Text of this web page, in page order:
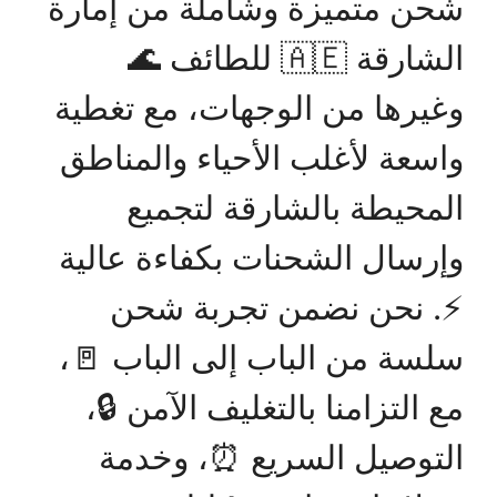
الشارقة 🇦🇪 للطائف 🌊
وغيرها من الوجهات، مع تغطية
واسعة لأغلب الأحياء والمناطق
المحيطة بالشارقة لتجميع
وإرسال الشحنات بكفاءة عالية
⚡. نحن نضمن تجربة شحن
سلسة من الباب إلى الباب 🚪،
مع التزامنا بالتغليف الآمن 🔒،
التوصيل السريع ⏰، وخدمة